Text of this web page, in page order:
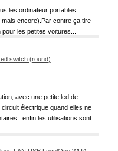
les ordinateur portables...
encore).Par contre ça tire
les petites voitures...
switch (round)
avec une petite led de
électrique quand elles ne
les utilisations sont